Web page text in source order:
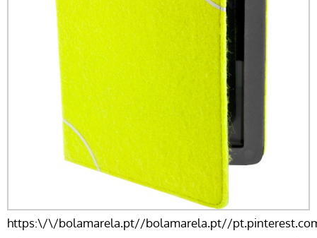
https:\/\/bolamarela.pt//bolamarela.pt//